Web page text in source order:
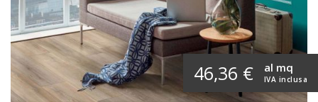
46,36 € IVA inclusa
al mq